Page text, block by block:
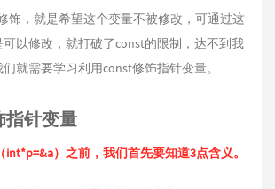
饰，就是希望这个变量不被修改，可通过这
以修改，就打破了const的限制，达不到我
就需要学习利用const修饰指针变量。
指针变量
）之前，我们首先要知道3点含义。